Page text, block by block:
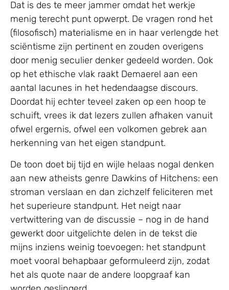
Dat is des te meer jammer omdat het werkje
menig terecht punt opwerpt. De vragen rond het
(filosofisch) materialisme en in haar verlengde het
sciëntisme zijn pertinent en zouden overigens
door menig seculier denker gedeeld worden. Ook
op het ethische vlak raakt Demaerel aan een
aantal lacunes in het hedendaagse discours.
Doordat hij echter teveel zaken op een hoop te
schuift, vrees ik dat lezers zullen afhaken vanuit
ofwel ergernis, ofwel een volkomen gebrek aan
herkenning van het eigen standpunt.
De toon doet bij tijd en wijle helaas nogal denken
aan new atheists genre Dawkins of Hitchens: een
stroman verslaan en dan zichzelf feliciteren met
het superieure standpunt. Het neigt naar
vertwittering van de discussie – nog in de hand
gewerkt door uitgelichte delen in de tekst die
mijns inziens weinig toevoegen: het standpunt
moet vooral behapbaar geformuleerd zijn, zodat
het als quote naar de andere loopgraaf kan